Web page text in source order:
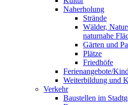
Naherholung
Strände
Wälder,
naturnahe
Gärten und
Plätze
Friedhöfe
Ferienangebote/
Weiterbildung und
Verkehr
Baustellen im